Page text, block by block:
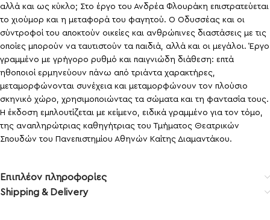
αλλά και ως κύκλο; Στο έργο του Ανδρέα Φλουράκη επιστρατεύεται
το χιούμορ και η μεταφορά του φαγητού. Ο Οδυσσέας και οι
σύντροφοί του αποκτούν οικείες και ανθρώπινες διαστάσεις με τις
οποίες μπορούν να ταυτιστούν τα παιδιά, αλλά και οι μεγάλοι. Έργο
γραμμένο με γρήγορο ρυθμό και παιγνιώδη διάθεση: επτά
ηθοποιοί ερμηνεύουν πάνω από τριάντα χαρακτήρες,
μεταμορφώνονται συνέχεια και μεταμορφώνουν τον πλούσιο
σκηνικό χώρο, χρησιμοποιώντας τα σώματα και τη φαντασία τους.
Η έκδοση εμπλουτίζεται με κείμενο, ειδικά γραμμένο για τον τόμο,
της αναπληρώτριας καθηγήτριας του Τμήματος Θεατρικών
Σπουδών του Πανεπιστημίου Αθηνών Καίτης Διαμαντάκου.
Επιπλέον πληροφορίες
Shipping & Delivery